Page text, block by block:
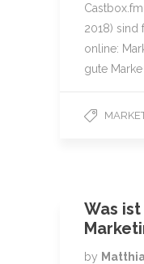
2018) sind
online:
gute Marke
Was
by